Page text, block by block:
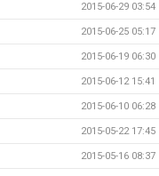
2015-06-29 03:54
2015-06-25 05:17
2015-06-19 06:30
2015-06-12 15:41
2015-06-10 06:28
2015-05-22 17:45
2015-05-16 08:37